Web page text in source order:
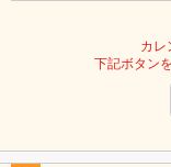
カレ
下記ボタン